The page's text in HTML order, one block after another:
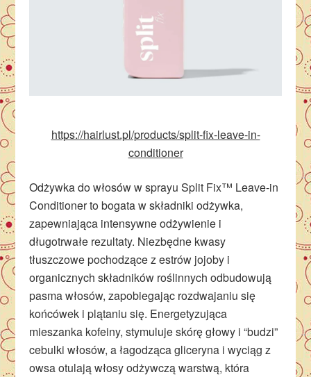
https://hairlust.pl/products/split-fix-leave-in-
conditioner
Odżywka do włosów w sprayu Split Fix™ Leave-in
Conditioner to bogata w składniki odżywka,
zapewniająca intensywne odżywienie i
długotrwałe rezultaty. Niezbędne kwasy
tłuszczowe pochodzące z estrów jojoby i
organicznych składników roślinnych odbudowują
pasma włosów, zapobiegając rozdwajaniu się
końcówek i plątaniu się. Energetyzująca
mieszanka kofeiny, stymuluje skórę głowy i “budzi”
cebulki włosów, a łagodząca gliceryna i wyciąg z
owsa otulają włosy odżywczą warstwą, która